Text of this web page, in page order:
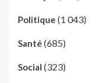
Politique (1 043)
Santé (685)
Social (323)